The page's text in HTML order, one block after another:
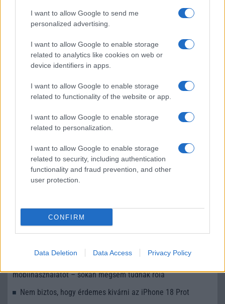
I want to allow Google to send me
personalized advertising.
I want to allow Google to enable storage
related to analytics like cookies on web or
device identifiers in apps.
I want to allow Google to enable storage
related to functionality of the website or app.
I want to allow Google to enable storage
related to personalization.
I want to allow Google to enable storage
related to security, including authentication
functionality and fraud prevention, and other
user protection.
CONFIRM
Data Deletion Data Access Privacy Policy
Érkezik a Samsung Galaxy Watch Ultra2 és Galaxy Watch9
Új Samsung okosóra lehet készülőben, ám ezúttal Wear OS
nélkül
LEGOLVASOTTABBAK
Számos népszerű Samsung Galaxy készülék kimarad a One
UI 9 frissítésből – itt a lista az érintett modellekről
iPhone 18 bemutató dátum - ekkor rántja le a leplet az
Az Android rejtett automatizmusai: hat funkció, amely
észrevétlenül könnyíti meg a mindennapokat
Google Maps vs. Waze: A két navigációs óriás küzdelme a
mobilhasználatot – sokan mégsem tudnak róla
Nem biztos, hogy érdemes kivárni az iPhone 18 Prot